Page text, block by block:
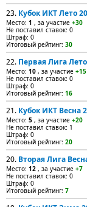
23. Кубок ИКТ Лето
Место: 1 , за участие +30
Не поставил ставок: 0
Штраф: 0
Итоговый рейтинг: 30
22. Первая Лига
Место: 10 , за участие +15
Не поставил ставок: 0
Штраф: 0
Итоговый рейтинг: 16
21. Кубок ИКТ Весна
Место: 5 , за участие +20
Не поставил ставок: 1
Штраф: 0
Итоговый рейтинг: 20
20. Вторая Лига
Место: 12 , за участие +7
Не поставил ставок: 0
Штраф: 0
Итоговый рейтинг: 7